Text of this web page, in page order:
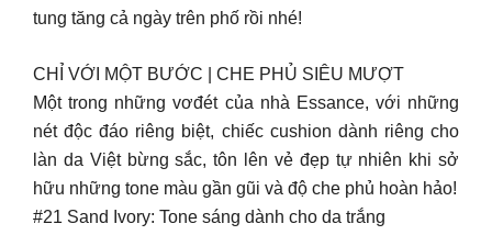
tung tăng cả ngày trên phố rồi nhé!
CHỈ VỚI MỘT BƯỚC | CHE PHỦ SIÊU MƯỢT
Một trong những vơđét của nhà Essance, với những
nét độc đáo riêng biệt, chiếc cushion dành riêng cho
làn da Việt bừng sắc, tôn lên vẻ đẹp tự nhiên khi sở
hữu những tone màu gần gũi và độ che phủ hoàn hảo!
#21 Sand Ivory: Tone sáng dành cho da trắng